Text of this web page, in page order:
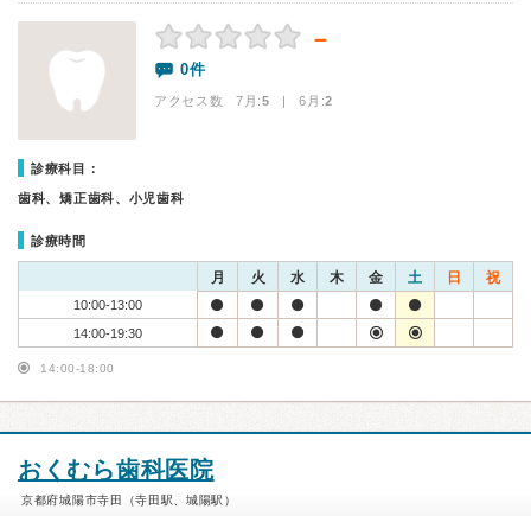
－
0件
アクセス数 7月:5 | 6月:2
診療科目：
歯科、矯正歯科、小児歯科
診療時間
月 火 水 木 金 土 日 祝
10:00-13:00
14:00-19:30
14:00-18:00
おくむら歯科医院
京都府城陽市寺田（寺田駅、城陽駅）